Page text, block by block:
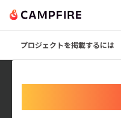
プロジェクトを掲載するには